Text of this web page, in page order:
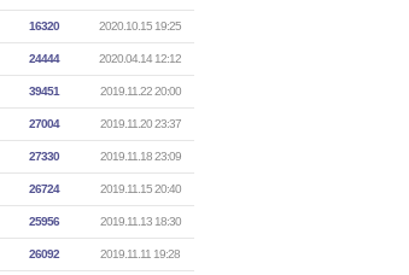
16320 2020.10.15 19:25
24444 2020.04.14 12:12
39451 2019.11.22 20:00
27004 2019.11.20 23:37
27330 2019.11.18 23:09
26724 2019.11.15 20:40
25956 2019.11.13 18:30
26092 2019.11.11 19:28